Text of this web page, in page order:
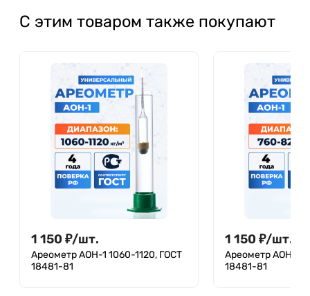
С этим товаром также покупают
1 150 ₽/шт.
Ареометр АОН-1 1060-1120, ГОСТ
18481-81
1 150 ₽/шт.
Ареометр АОН-1
18481-81